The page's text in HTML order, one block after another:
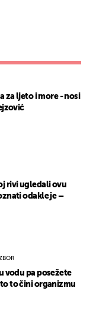
za ljeto i more - nosi
rivi ugledali ovu
odakle je –
vodu pa posežete
to čini organizmu